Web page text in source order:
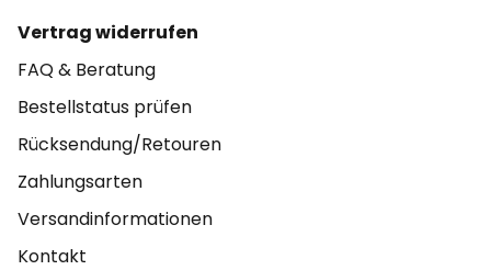
Vertrag widerrufen
FAQ & Beratung
Bestellstatus prüfen
Rücksendung/Retouren
Zahlungsarten
Versandinformationen
Kontakt